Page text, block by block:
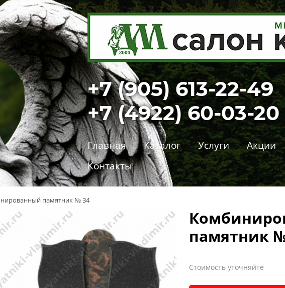
+7 (905) 613-22-49
+7 (4922) 60-03-20
Главная Каталог Услуги Акции
Контакты
памятник № 34
памятник
Стоимость уточняйте